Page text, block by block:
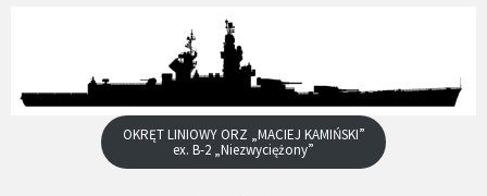
OKRĘT LINIOWY ORZ „MACIEJ KAMIŃSKI”
ex. B-2 „Niezwyciężony”